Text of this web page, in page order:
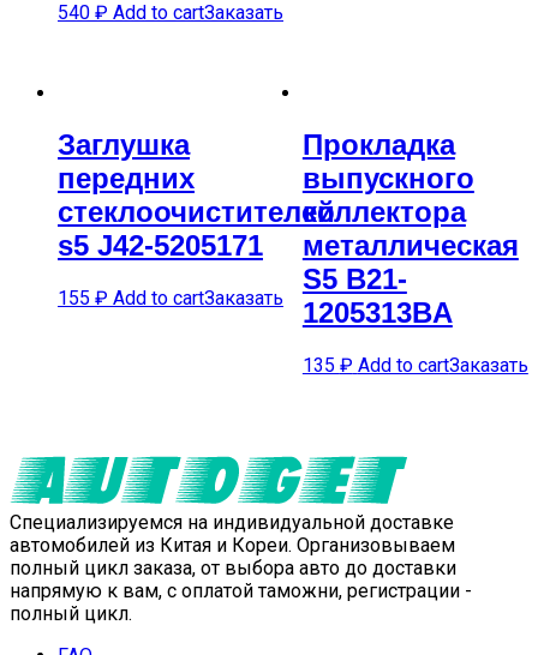
540 ₽ Add to cartЗаказать
Заглушка
передних
стеклоочистителей
s5 J42-5205171
155 ₽ Add to cartЗаказать
Прокладка
выпускного
коллектора
металлическая
S5 B21-
1205313BA
135 ₽ Add to cartЗаказать
Специализируемся на индивидуальной доставке
автомобилей из Китая и Кореи. Организовываем
полный цикл заказа, от выбора авто до доставки
напрямую к вам, с оплатой таможни, регистрации -
полный цикл.